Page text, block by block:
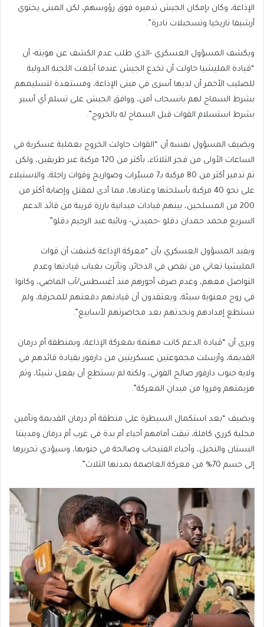
الإذاعة، وكان بإمكان الجيش تدميره فوق رؤوسهم، لكن المبنى يحتوي
أرشيفا تاريخيا وتسجيلات نادرة”.
ويكشف المسؤول العسكري -الذي طلب عدم الكشف عن هويته- أن
“قيادة المليشيا حاولت أن تخدع الجيش عندما أبلغت اللجنة الدولية
للصليب الأحمر أن لديها أسرى في مبنى الإذاعة، ومستعدة لتسليمهم
بشرط السماح لهم بانسحاب آمن، ووافق الجيش على تسلم أي أسير
بشرط استسلام القوات قبل السماح له بالخروج”.
ويضيف المسؤول نفسه أن “القوات حاولت الخروج بعملية عسكرية في
الساعات الأولى من فجر الثلاثاء، بأكثر من 120 مركبة عبر طريقين، ولكن
تم تدمير أكثر من 80 مركبة بـ7 مسيّرات وصواريخ وقوات راجلة، والاستيلاء
على نحو 40 مركبة بأسلحتها وعتادها، مما أدى لمقتل وإصابة أكثر من
200 من المسلحين، بينهم قيادات ميدانية بارزة قريبة من قائد الدعم
السريع محمد حمدان دقلو -حميدتي- ونائبه عبد الرحيم دقلو”.
ويفيد المسؤول العسكري بأن “معركة الإذاعة كشفت أن قوات
المليشيا تعاني من نقص في الذخائر، وتأثرت بغياب قيادتها وعدم
التواصل معهم، وعدم صرف أجورهم منذ أغسطس/آب الماضي، وكانوا
في روح معنوية سيئة، ويعتقدون أن قيادتهم دفعتهم للمحرقة، ولم
تستطع إمدادهم ونجدتهم بعد محاصرتهم لأسابيع”.
ويرى أن “قيادة الدعم كانت مهتمة بمعركة الإذاعة، وبمنطقة أم درمان
القديمة، وأرسلت مجموعتين عسكريتين من دارفور بقيادة قائدهم في
ولاية جنوب دارفور صالح الفوتي، ولكنه لم يستطع أن يفعل شيئا، وتم
هزيمتهم وفروا من ميدان المعركة”.
ويضيف “بعد استكمال السيطرة على منطقة أم درمان القديمة وتأمين
محلية كرري كاملة، تبقت أمامهم أحياء أم بدة في غرب أم درمان ومدينتا
البستان والنخيل، وأحياء الفتيحاب وصالحة في جنوبها، وسيؤدي تحريرها
إلى حسم 70% من معركة العاصمة بمدنها الثلاث”.